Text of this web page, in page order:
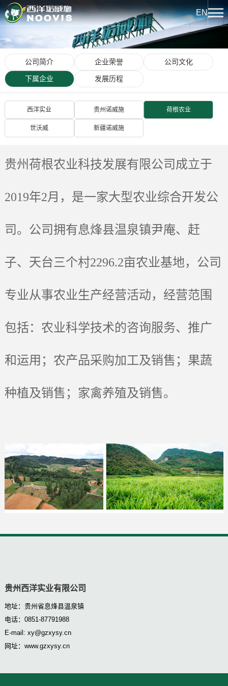
关于我们
公司简介
企业荣誉
下属企业
发展历程
新闻中心
热点聚焦
企业新闻
产品中心
诺威施系列
文化活动
西洋先锋
社会公益
产学研合作
研发成果
人力资源
联系我们
EN
公司简介 企业荣誉 公司文化
下属企业
西洋实业 贵州诺威施 荷根农业
世沃威 新疆诺威施
发展历程
贵州荷根农业科技发展有限公司成立于
2019年2月，是一家大型农业综合开发公
司。公司拥有息烽县温泉镇尹庵、赶
子、天台三个村2296.2亩农业基地，公司
专业从事农业生产经营活动，经营范围
包括：农业科学技术的咨询服务、推广
和运用；农产品采购加工及销售；果蔬
种植及销售；家禽养殖及销售。
贵州西洋实业有限公司
地址：贵州省息烽县温泉镇
电话：0851-87791988
E-mail: xy@gzxysy.cn
网址：www.gzxysy.cn